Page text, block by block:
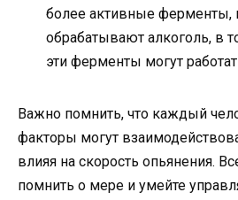
более активные ферменты,
обрабатывают алкоголь, в
эти ферменты могут
Важно помнить, что каждый
факторы могут
влияя на скорость опьянения.
помнить о мере и умейте